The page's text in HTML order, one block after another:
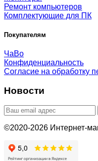
Ремонт компьютеров
Комплектующие для ПК
Покупателям
ЧаВо
Конфиденциальность
Согласие на обработку
Новости
©2020-2026 Интернет-